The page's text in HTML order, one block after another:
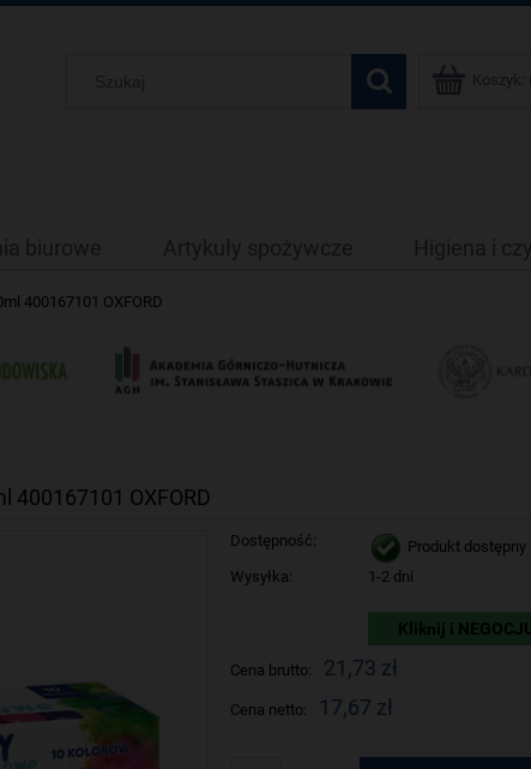
Koszyk:
biurowe Artykuły spożywcze Higiena i
400167101 OXFORD
400167101 OXFORD
Dostępność:
Produkt dostępny
Wysyłka:
1-2 dni
Kliknij i
Cena brutto: 21,73 zł
Cena netto: 17,67 zł